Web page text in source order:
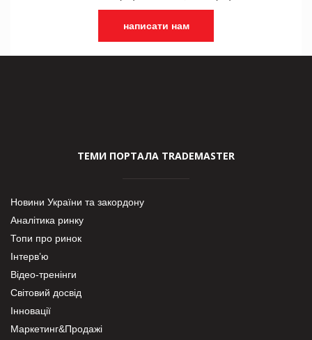
написати нам
ТЕМИ ПОРТАЛА TRADEMASTER
Новини України та закордону
Аналітика ринку
Топи про ринок
Інтерв’ю
Відео-тренінги
Світовий досвід
Інновації
Маркетинг&Продажі